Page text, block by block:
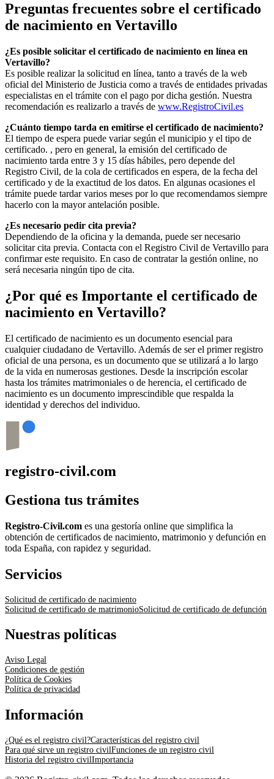
Preguntas frecuentes sobre el certificado
de nacimiento en Vertavillo
¿Es posible solicitar el certificado de nacimiento en línea en
Vertavillo?
Es posible realizar la solicitud en línea, tanto a través de la web
oficial del Ministerio de Justicia como a través de entidades privadas
especialistas en el trámite con el pago por dicha gestión. Nuestra
recomendación es realizarlo a través de www.RegistroCivil.es
¿Cuánto tiempo tarda en emitirse el certificado de nacimiento?
El tiempo de espera puede variar según el municipio y el tipo de
certificado. , pero en general, la emisión del certificado de
nacimiento tarda entre 3 y 15 días hábiles, pero depende del
Registro Civil, de la cola de certificados en espera, de la fecha del
certificado y de la exactitud de los datos. En algunas ocasiones el
trámite puede tardar varios meses por lo que recomendamos siempre
hacerlo con la mayor antelación posible.
¿Es necesario pedir cita previa?
Dependiendo de la oficina y la demanda, puede ser necesario
solicitar cita previa. Contacta con el Registro Civil de Vertavillo para
confirmar este requisito. En caso de contratar la gestión online, no
será necesaria ningún tipo de cita.
¿Por qué es Importante el certificado de
nacimiento en Vertavillo?
El certificado de nacimiento es un documento esencial para
cualquier ciudadano de Vertavillo. Además de ser el primer registro
oficial de una persona, es un documento que se utilizará a lo largo
de la vida en numerosas gestiones. Desde la inscripción escolar
hasta los trámites matrimoniales o de herencia, el certificado de
nacimiento es un documento imprescindible que respalda la
identidad y derechos del individuo.
registro-civil.com
Gestiona tus trámites
Registro-Civil.com es una gestoría online que simplifica la
obtención de certificados de nacimiento, matrimonio y defunción en
toda España, con rapidez y seguridad.
Servicios
Solicitud de certificado de nacimiento
Solicitud de certificado de matrimonioSolicitud de certificado de defunción
Nuestras políticas
Aviso Legal
Condiciones de gestión
Política de Cookies
Política de privacidad
Información
¿Qué es el registro civil?Características del registro civil
Para qué sirve un registro civilFunciones de un registro civil
Historia del registro civilImportancia